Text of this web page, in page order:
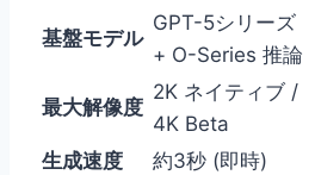
基盤モデル
GPT-5シリーズ
+ O-Series 推論
最大解像度
2K ネイティブ /
4K Beta
生成速度 約3秒 (即時)